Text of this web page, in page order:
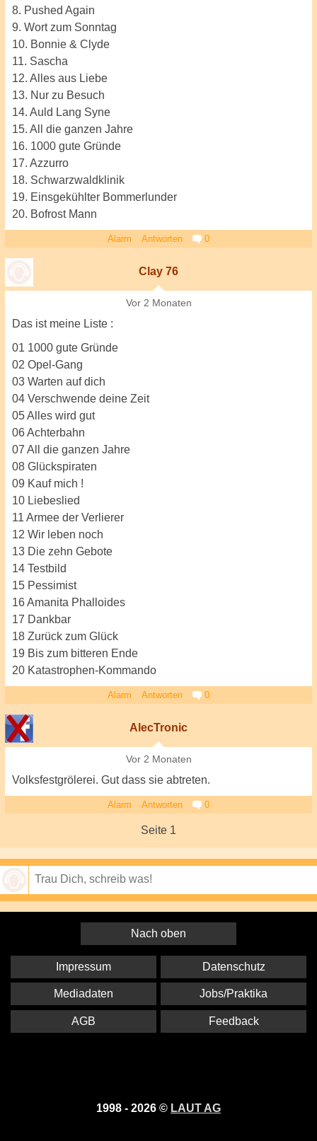
8. Pushed Again
9. Wort zum Sonntag
10. Bonnie & Clyde
11. Sascha
12. Alles aus Liebe
13. Nur zu Besuch
14. Auld Lang Syne
15. All die ganzen Jahre
16. 1000 gute Gründe
17. Azzurro
18. Schwarzwaldklinik
19. Einsgekühlter Bommerlunder
20. Bofrost Mann
Alarm Antworten 0
Clay 76
Vor 2 Monaten
Das ist meine Liste :
01 1000 gute Gründe
02 Opel-Gang
03 Warten auf dich
04 Verschwende deine Zeit
05 Alles wird gut
06 Achterbahn
07 All die ganzen Jahre
08 Glückspiraten
09 Kauf mich !
10 Liebeslied
11 Armee der Verlierer
12 Wir leben noch
13 Die zehn Gebote
14 Testbild
15 Pessimist
16 Amanita Phalloides
17 Dankbar
18 Zurück zum Glück
19 Bis zum bitteren Ende
20 Katastrophen-Kommando
Alarm Antworten 0
AlecTronic
Vor 2 Monaten
Volksfestgrölerei. Gut dass sie abtreten.
Alarm Antworten 0
Seite 1
Nach oben
1998 - 2026 © LAUT AG
Impressum Datenschutz
Mediadaten Jobs/Praktika
AGB Feedback